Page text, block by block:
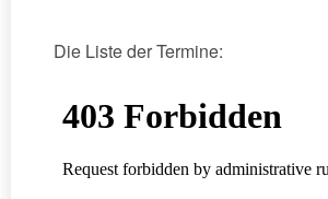
Die Liste der Termine: